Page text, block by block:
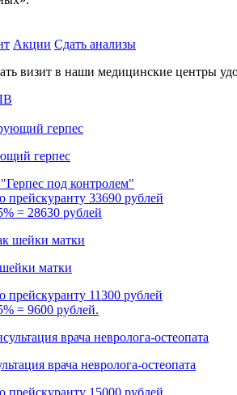
Акции Сдать анализы
визит в наши медицинские центры
герпес
под контролем"
прейскуранту 33690 рублей
= 28630 рублей
матки
прейскуранту 11300 рублей
= 9600 рублей.
врача невролога-остеопата